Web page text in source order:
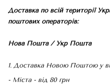
Доставка по всій території
поштових операторів:
Нова Пошта / Укр Пошта
1. Доставка Новою Поштою у
- Міста - від 80 грн